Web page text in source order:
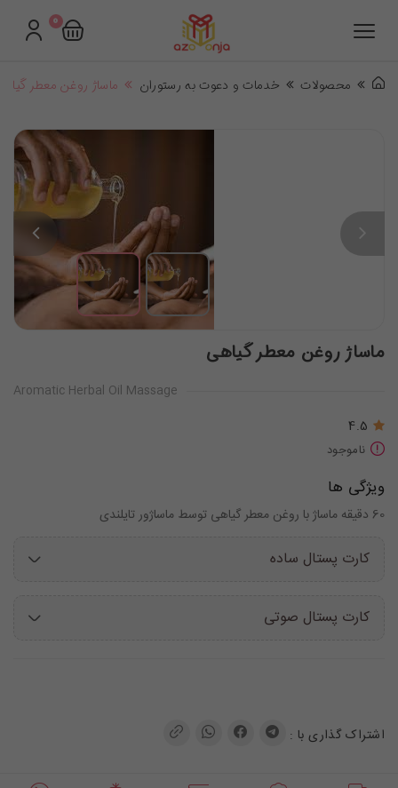
0
محصولات خدمات و دعوت به رستوران ماساژ روغن معطر
ماساژ روغن معطر گیاهی
Aromatic Herbal Oil Massage
4.5
ناموجود
ویژگی ها
60 دقیقه ماساژ با روغن معطر گیاهی توسط ماساژور تایلندی
کارت پستال ساده
کارت پستال صوتی
اشتراک گذاری با :